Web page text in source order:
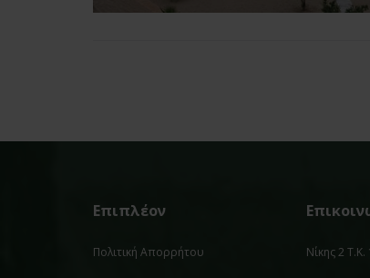
Επιπλέον
Πολιτική Απορρήτου Νίκης 2